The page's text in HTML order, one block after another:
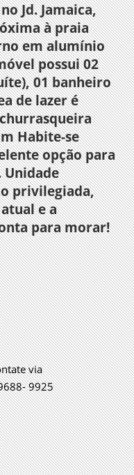
Jd. Jamaica,
à praia
em alumínio
possui 02
01 banheiro
de lazer é
Habite-se
opção para
privilegiada,
e a
para morar!
via
9925